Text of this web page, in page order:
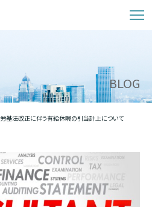
BLOG
労基法改正に伴う有給休暇の引当計上について